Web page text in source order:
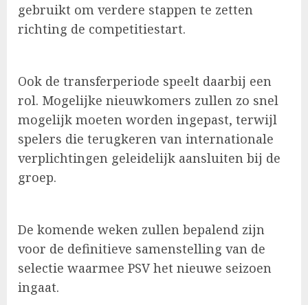
gebruikt om verdere stappen te zetten
richting de competitiestart.
Ook de transferperiode speelt daarbij een
rol. Mogelijke nieuwkomers zullen zo snel
mogelijk moeten worden ingepast, terwijl
spelers die terugkeren van internationale
verplichtingen geleidelijk aansluiten bij de
groep.
De komende weken zullen bepalend zijn
voor de definitieve samenstelling van de
selectie waarmee PSV het nieuwe seizoen
ingaat.